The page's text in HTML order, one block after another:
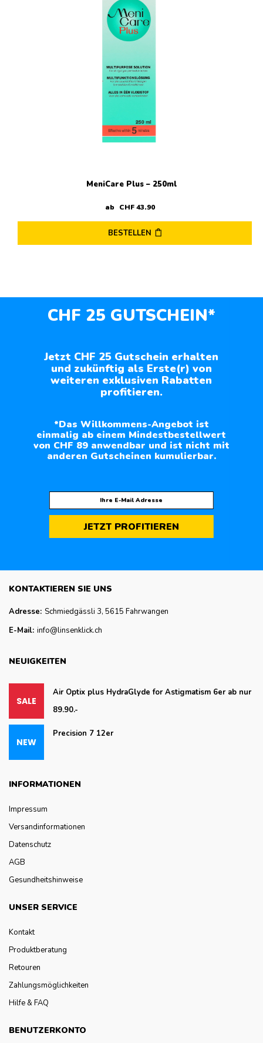
MeniCare Plus – 250ml
ab CHF43.90
BESTELLEN
CHF 25 GUTSCHEIN*
Jetzt CHF 25 Gutschein erhalten
und zukünftig als Erste(r) von
weiteren exklusiven Rabatten
profitieren.
*Das Willkommens-Angebot ist
einmalig ab einem Mindestbestellwert
von CHF 89 anwendbar und ist nicht mit
anderen Gutscheinen kumulierbar.
JETZT PROFITIEREN
KONTAKTIEREN SIE UNS
Adresse: Schmiedgässli 3, 5615 Fahrwangen
E-Mail: info@linsenklick.ch
NEUIGKEITEN
Air Optix plus HydraGlyde for Astigmatism 6er ab nur
89.90.-
Precision 7 12er
INFORMATIONEN
Impressum
Versandinformationen
Datenschutz
AGB
Gesundheitshinweise
UNSER SERVICE
Kontakt
Produktberatung
Retouren
Zahlungsmöglichkeiten
Hilfe & FAQ
BENUTZERKONTO